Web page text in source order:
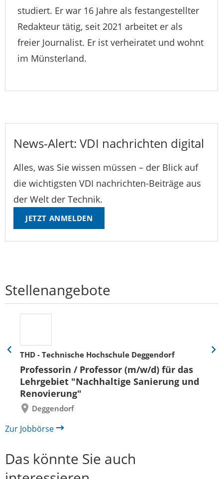
studiert. Er war 16 Jahre als festangestellter
Redakteur tätig, seit 2021 arbeitet er als
freier Journalist. Er ist verheiratet und wohnt
im Münsterland.
News-Alert: VDI nachrichten digital
Alles, was Sie wissen müssen – der Blick auf
die wichtigsten VDI nachrichten-Beiträge aus
der Welt der Technik.
JETZT ANMELDEN
Stellenangebote
THD - Technische Hochschule Deggendorf
Professorin / Professor (m/w/d) für das
Lehrgebiet "Nachhaltige Sanierung und
Renovierung"
Deggendorf
Eine
zurück
Eine
Zur Jobbörse
Das könnte Sie auch